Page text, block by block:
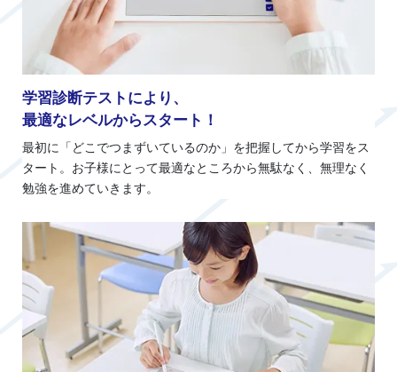
学習診断テストにより、
最適なレベルからスタート！
最初に「どこでつまずいているのか」を把握してから学習をス
タート。お子様にとって最適なところから無駄なく、無理なく
勉強を進めていきます。